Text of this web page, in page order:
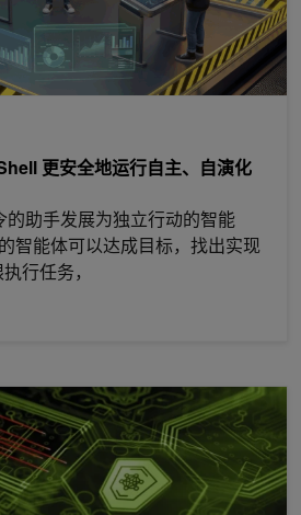
更安全地运行自主、自演化
的助手发展为独立行动的智能
智能体可以达成目标，找出实现
行任务，
式 AI 开发者工具